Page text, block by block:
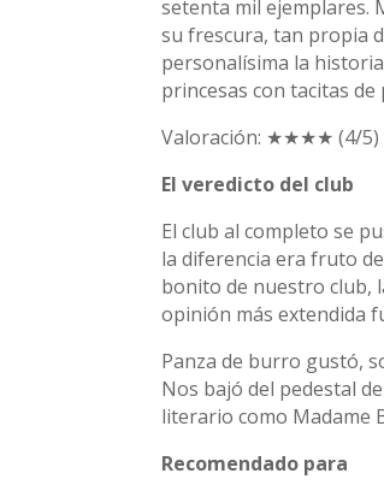
setenta mil ejemplares.
su frescura, tan propia
personalísima la
princesas con tacitas
Valoración: ★★★★ (4/5)
El veredicto del club
El club al completo se
la diferencia era fruto
bonito de nuestro club,
opinión más extendida
Panza de burro gustó,
Nos bajó del pedestal
literario como Madame
Recomendado para